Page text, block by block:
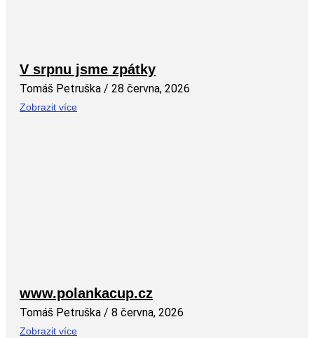
V srpnu jsme zpátky
Tomáš Petruška 28 června, 2026
Zobrazit více
www.polankacup.cz
Tomáš Petruška 8 června, 2026
Zobrazit více